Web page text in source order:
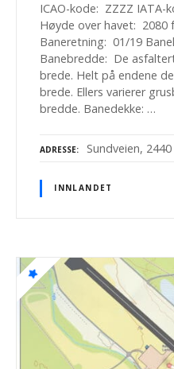
ICAO-kode: ZZZZ IATA-
Høyde over havet: 2080
Baneretning: 01/19
Banebredde: De
brede. Helt på endene
brede. Ellers varierer
bredde. Banedekke: …
ADRESSE Sundveien,
INNLANDET